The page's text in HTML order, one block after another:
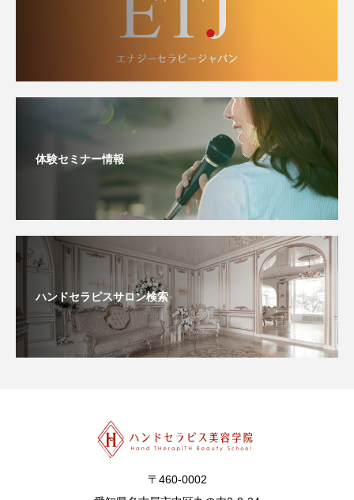
体験セミナー情報
ハンドセラピスサロン検索
〒460-0002